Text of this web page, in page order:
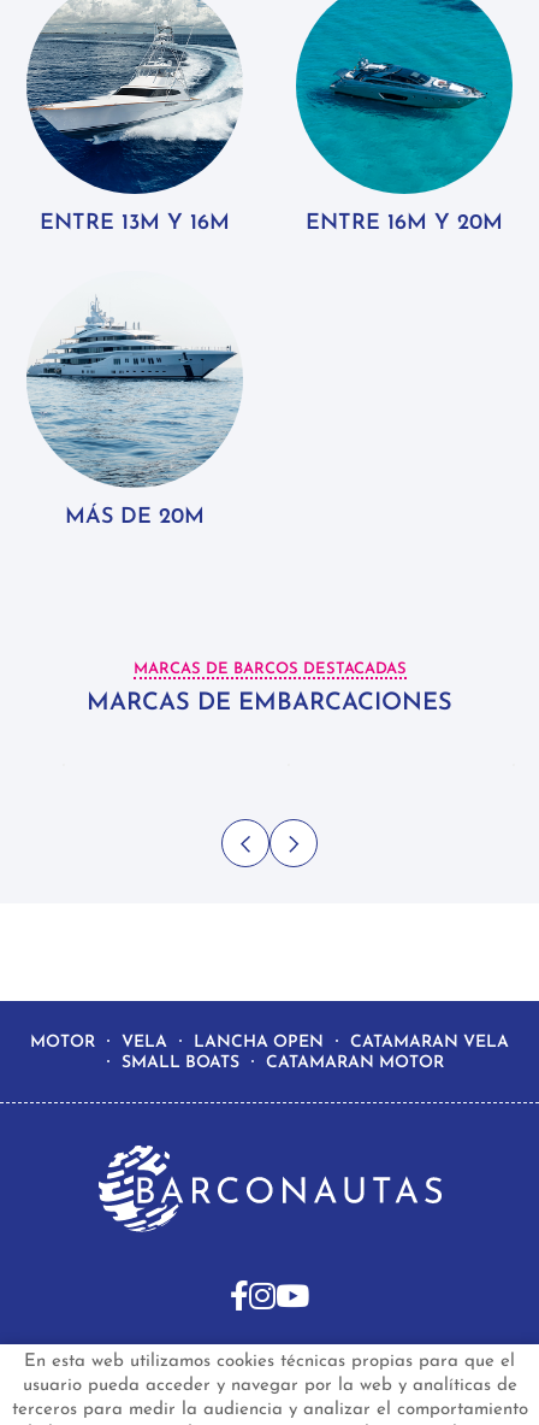
ENTRE 13M Y 16M ENTRE 16M Y 20M
MÁS DE 20M
MARCAS DE BARCOS DESTACADAS
MARCAS DE EMBARCACIONES
En esta web utilizamos cookies técnicas propias para que el
usuario pueda acceder y navegar por la web y analíticas de
terceros para medir la audiencia y analizar el comportamiento
MOTOR VELA LANCHA OPEN
CATAMARAN VELA
SMALL BOATS
CATAMARAN MOTOR
INICIO
BARCOS DE SEGUNDA MANO
BARCOS NUEVOS EN STOCK
NOTICIAS
PREGUNTAS FRECUENTES
CONTACTO